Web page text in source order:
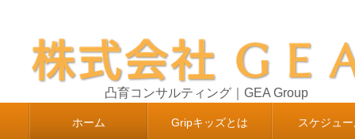
凸育コンサルティング｜GEA Group
コンテンツへ移動
ホーム Gripキッズとは スケジュ